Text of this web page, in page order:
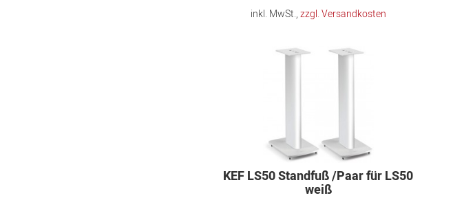
inkl. MwSt.,zzgl. Versandkosten
KEF LS50 Standfuß /Paar für LS50
weiß